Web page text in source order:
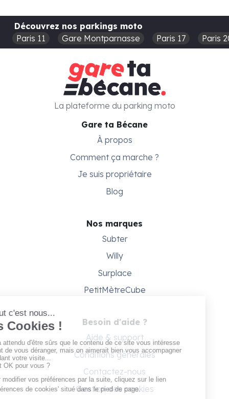
Découvrez nos parkings moto
Paris 11
Gare Montparnasse Paris 17 Paris
Gare ta Bécane
À propos
Comment ça marche ?
Je suis propriétaire
Blog
Nos marques
Subter
Willy
Surplace
PetitMètreCube
Besoin d'aide ?
Aide & support
Conditions générales
Contactez-nous
Gestion des cookies
La plateforme du parking moto